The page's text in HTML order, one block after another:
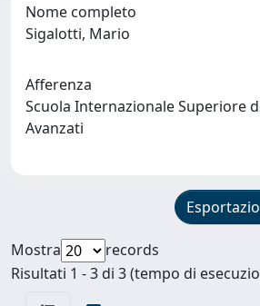
Nome completo
Sigalotti, Mario
Afferenza
Scuola Internazionale Superiore
Avanzati
Mostra
records
Risultati 1 - 3 di 3 (tempo di